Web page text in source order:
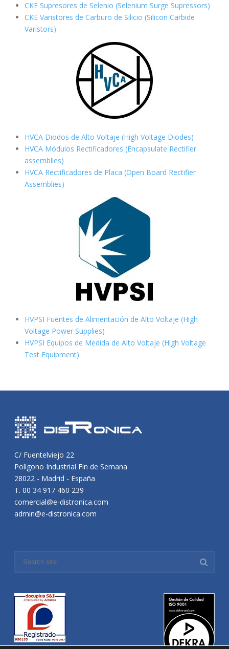
CKE Supresores de Selenio (Selenium Surge Supressors)
CKE Varistores de Carburo de Silicio (Silicon Carbide
Varistors)
HVCA Diodos de Alto Voltaje (High Voltage Diodes)
HVCA Módulos Rectificadores (Encapsulate Rectifier
assemblies)
HVCA Rectificadores de Placa (Open Board Rectifier
Assemblies)
HVPSI Fuentes de Alimentación de Alto Voltaje (High
Voltage Power Supplies)
HVPSI Equipos de Medida de Alto Voltaje (High Voltage
Test Equipment)
C/ Fuentelviejo 22
Polígono Industrial Fin de Semana
28022 - Madrid - España
T. 00 34 917 460 239
comercial@e-distronica.com
admin@e-distronica.com